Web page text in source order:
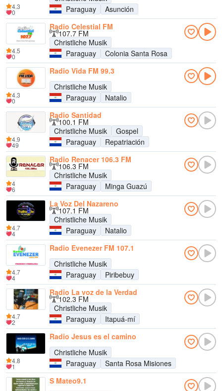
Paraguay
Asunción
4.3
0
Radio Celestial FM
107.7 FM
Christliche Musik
Paraguay
Colonia Santa Rosa
4.5
0
Radio Vida FM 99.3
Christliche Musik
Paraguay
Natalio
4.3
0
Radio Santidad
100.1 FM
Christliche Musik
Gospel
Paraguay
Repatriación
4.9
49
Radio Renacer 106.3 FM
106.3 FM
Christliche Musik
Paraguay
Minga Guazú
4
6
La Voz Del Nazareno
107.1 FM
Christliche Musik
Paraguay
Natalio
4.7
4
Radio Evenezer FM 107.1
Christliche Musik
Paraguay
Piribebuy
4.7
4
Radio La voz de la Verdad
102.3 FM
Christliche Musik
Paraguay
Itapuá-mí
4.7
2
Radio Jesus es el camino
Christliche Musik
Paraguay
Santa Rosa Misiones
4.8
1
S Mateo9.1